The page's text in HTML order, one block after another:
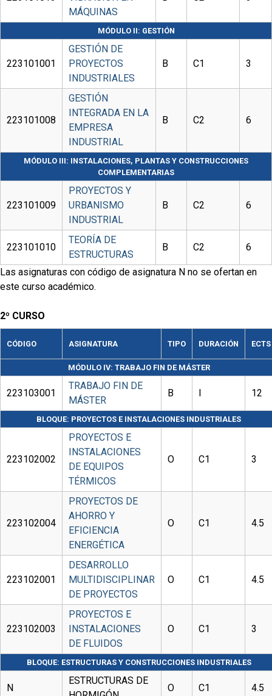
MÁQUINAS
MÓDULO II: GESTIÓN
223101001
GESTIÓN DE
PROYECTOS
INDUSTRIALES
B C1 3
223101008
GESTIÓN
INTEGRADA EN LA
EMPRESA
INDUSTRIAL
B C2 6
MÓDULO III: INSTALACIONES, PLANTAS Y CONSTRUCCIONES
COMPLEMENTARIAS
223101009
PROYECTOS Y
URBANISMO
INDUSTRIAL
B C2 6
223101010
TEORÍA DE
ESTRUCTURAS
B C2 6
Las asignaturas con código de asignatura N no se ofertan en
este curso académico.
2º CURSO
CÓDIGO ASIGNATURA TIPO DURACIÓN ECTS
MÓDULO IV: TRABAJO FIN DE MÁSTER
223103001
TRABAJO FIN DE
MÁSTER
B 12
BLOQUE: PROYECTOS E INSTALACIONES INDUSTRIALES
223102002
PROYECTOS E
INSTALACIONES
DE EQUIPOS
TÉRMICOS
O C1 3
223102004
PROYECTOS DE
AHORRO Y
EFICIENCIA
ENERGÉTICA
O C1 4.5
223102001
DESARROLLO
MULTIDISCIPLINAR
DE PROYECTOS
O C1 4.5
223102003
PROYECTOS E
INSTALACIONES
DE FLUIDOS
O C1 3
BLOQUE: ESTRUCTURAS Y CONSTRUCCIONES INDUSTRIALES
N
ESTRUCTURAS DE
O C1 4.5